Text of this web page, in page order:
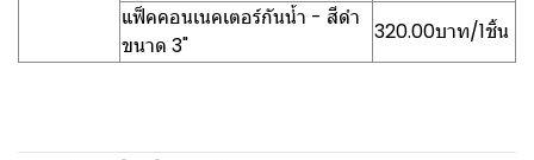
แฟ็คคอนเนคเตอร์กันน้ำ - สีดำ
ขนาด 3"
320.00บาท/1ชิ้น